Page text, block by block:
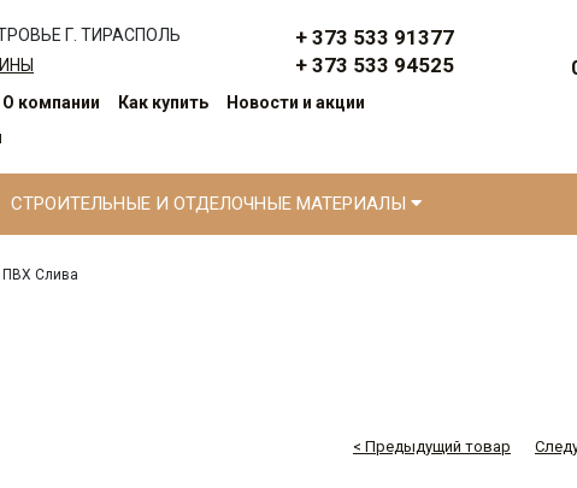
Г. ТИРАСПОЛЬ
+ 373 533 91377
+ 373 533 94525
О компании Как купить
Новости и акции
СТРОИТЕЛЬНЫЕ И ОТДЕЛОЧНЫЕ МАТЕРИАЛЫ
ПВХ Слива
< Предыдущий товар